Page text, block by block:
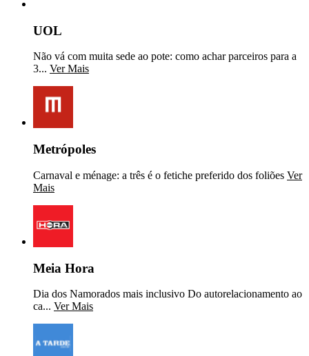
UOL
Não vá com muita sede ao pote: como achar parceiros para a
3... Ver Mais
Metrópoles
Carnaval e ménage: a três é o fetiche preferido dos foliões Ver
Mais
Meia Hora
Dia dos Namorados mais inclusivo Do autorelacionamento ao
ca... Ver Mais